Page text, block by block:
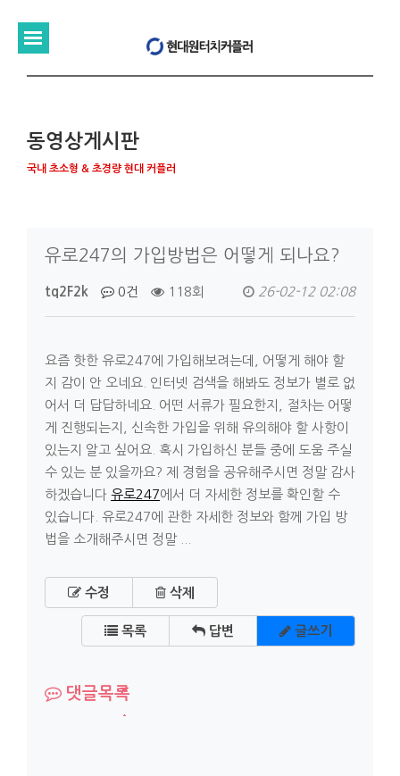
동영상게시판
국내 초소형 & 초경량 현대 커플러
유로247의 가입방법은 어떻게 되나요?
tq2F2k 0건 118회 26-02-12 02:08
요즘 핫한 유로247에 가입해보려는데, 어떻게 해야 할
지 감이 안 오네요. 인터넷 검색을 해봐도 정보가 별로 없
어서 더 답답하네요. 어떤 서류가 필요한지, 절차는 어떻
게 진행되는지, 신속한 가입을 위해 유의해야 할 사항이
있는지 알고 싶어요. 혹시 가입하신 분들 중에 도움 주실
수 있는 분 있을까요? 제 경험을 공유해주시면 정말 감사
하겠습니다 유로247에서 더 자세한 정보를 확인할 수
있습니다. 유로247에 관한 자세한 정보와 함께 가입 방
법을 소개해주시면 정말 ...
수정 삭제
목록 답변 글쓰기
댓글목록